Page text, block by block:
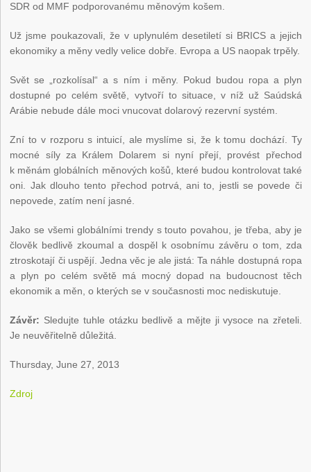
SDR od MMF podporovanému měnovým košem.
Už jsme poukazovali, že v uplynulém desetiletí si BRICS a jejich
ekonomiky a měny vedly velice dobře. Evropa a US naopak trpěly.
Svět se „rozkolísal“ a s ním i měny. Pokud budou ropa a plyn
dostupné po celém světě, vytvoří to situace, v níž už Saúdská
Arábie nebude dále moci vnucovat dolarový rezervní systém.
Zní to v rozporu s intuicí, ale myslíme si, že k tomu dochází. Ty
mocné síly za Králem Dolarem si nyní přejí, provést přechod
k měnám globálních měnových košů, které budou kontrolovat také
oni. Jak dlouho tento přechod potrvá, ani to, jestli se povede či
nepovede, zatím není jasné.
Jako se všemi globálními trendy s touto povahou, je třeba, aby je
člověk bedlivě zkoumal a dospěl k osobnímu závěru o tom, zda
ztroskotají či uspějí. Jedna věc je ale jistá: Ta náhle dostupná ropa
a plyn po celém světě má mocný dopad na budoucnost těch
ekonomik a měn, o kterých se v současnosti moc nediskutuje.
Závěr: Sledujte tuhle otázku bedlivě a mějte ji vysoce na zřeteli.
Je neuvěřitelně důležitá.
Thursday, June 27, 2013
Zdroj